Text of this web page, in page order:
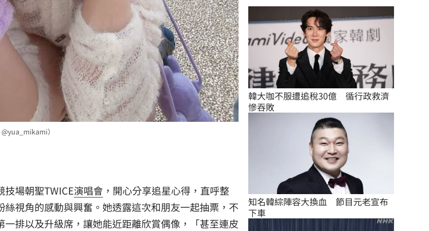
）
技場朝聖TWICE演唱會 ，開心分享追星心得，直呼整
視角的感動與興奮。她透露這次和朋友一起抽票，不
排以及升級席，讓她能近距離欣賞偶像，「甚至連皮
韓大咖不服遭追稅30億　循行政救濟
慘吞敗
知名韓綜陣容大換血　節目元老宣布
下車